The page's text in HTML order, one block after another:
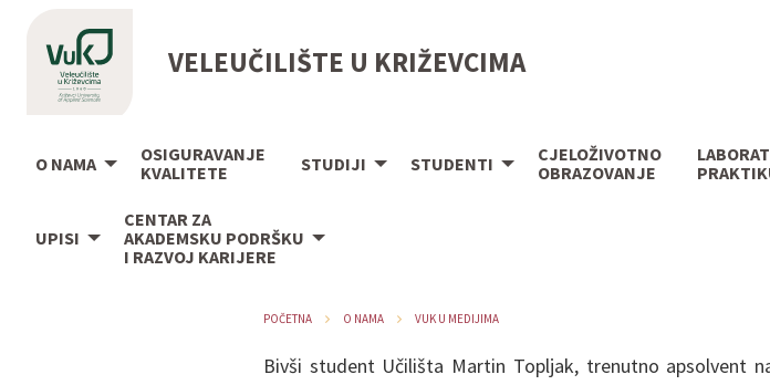
VELEUČILIŠTE U KRIŽEVCIMA
O NAMA
OSIGURAVANJE
KVALITETE
STUDIJI STUDENTI
CJELOŽIVOTNO
OBRAZOVANJE
UPISI
CENTAR ZA
AKADEMSKU PODRŠKU
I RAZVOJ KARIJERE
POČETNA O NAMA VUK U MEDIJIMA
Bivši student Učilišta Martin Topljak, trenutno apsolvent